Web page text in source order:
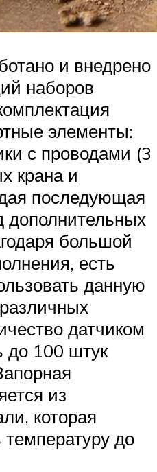
и внедрено
наборов
элементы:
с проводами (3
крана и
последующая
дополнительных
большой
есть
данную
датчиком
до 100 штук
из
которая
до